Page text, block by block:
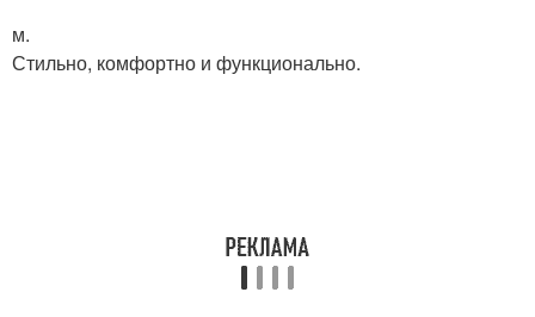
м.
Стильно, комфортно и функционально.